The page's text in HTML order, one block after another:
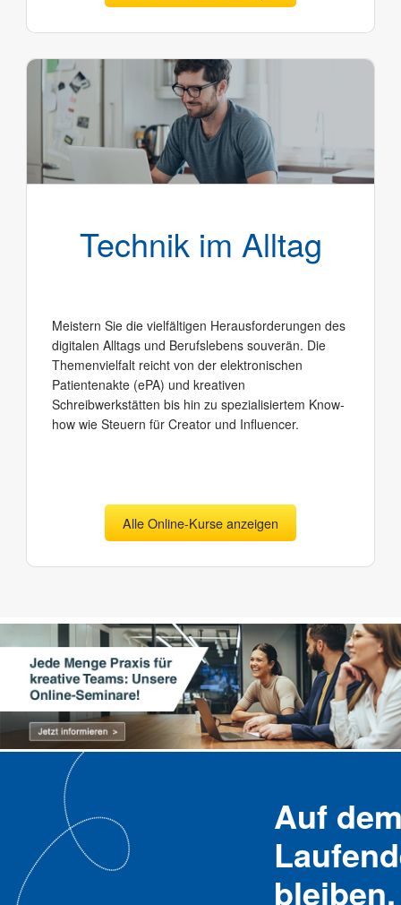
Technik im Alltag
Meistern Sie die vielfältigen Herausforderungen des
digitalen Alltags und Berufslebens souverän. Die
Themenvielfalt reicht von der elektronischen
Patientenakte (ePA) und kreativen
Schreibwerkstätten bis hin zu spezialisiertem Know-
how wie Steuern für Creator und Influencer.
Alle Online-Kurse anzeigen
Auf
bleiben,